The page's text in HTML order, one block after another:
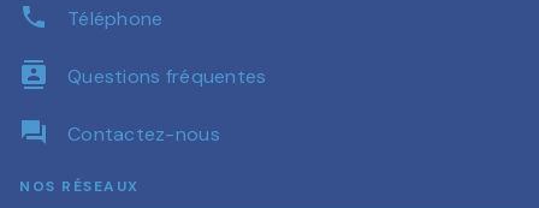
phone Téléphone
contacts Questions fréquentes
question_answer Contactez-nous
NOS RÉSEAUX